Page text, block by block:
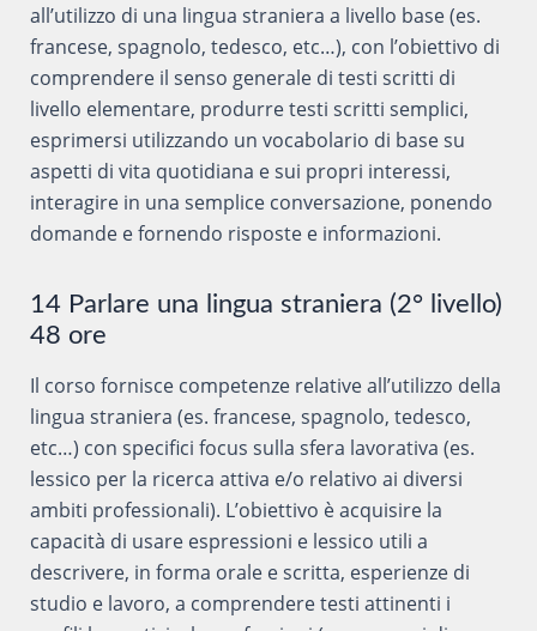
all’utilizzo di una lingua straniera a livello base (es.
francese, spagnolo, tedesco, etc…), con l’obiettivo di
comprendere il senso generale di testi scritti di
livello elementare, produrre testi scritti semplici,
esprimersi utilizzando un vocabolario di base su
aspetti di vita quotidiana e sui propri interessi,
interagire in una semplice conversazione, ponendo
domande e fornendo risposte e informazioni.
14 Parlare una lingua straniera (2° livello)
48 ore
Il corso fornisce competenze relative all’utilizzo della
lingua straniera (es. francese, spagnolo, tedesco,
etc…) con specifici focus sulla sfera lavorativa (es.
lessico per la ricerca attiva e/o relativo ai diversi
ambiti professionali). L’obiettivo è acquisire la
capacità di usare espressioni e lessico utili a
descrivere, in forma orale e scritta, esperienze di
studio e lavoro, a comprendere testi attinenti i